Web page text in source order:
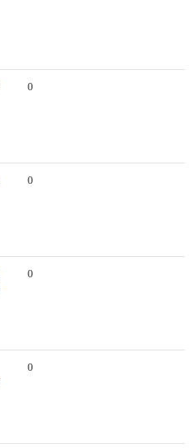
0
0
0
0